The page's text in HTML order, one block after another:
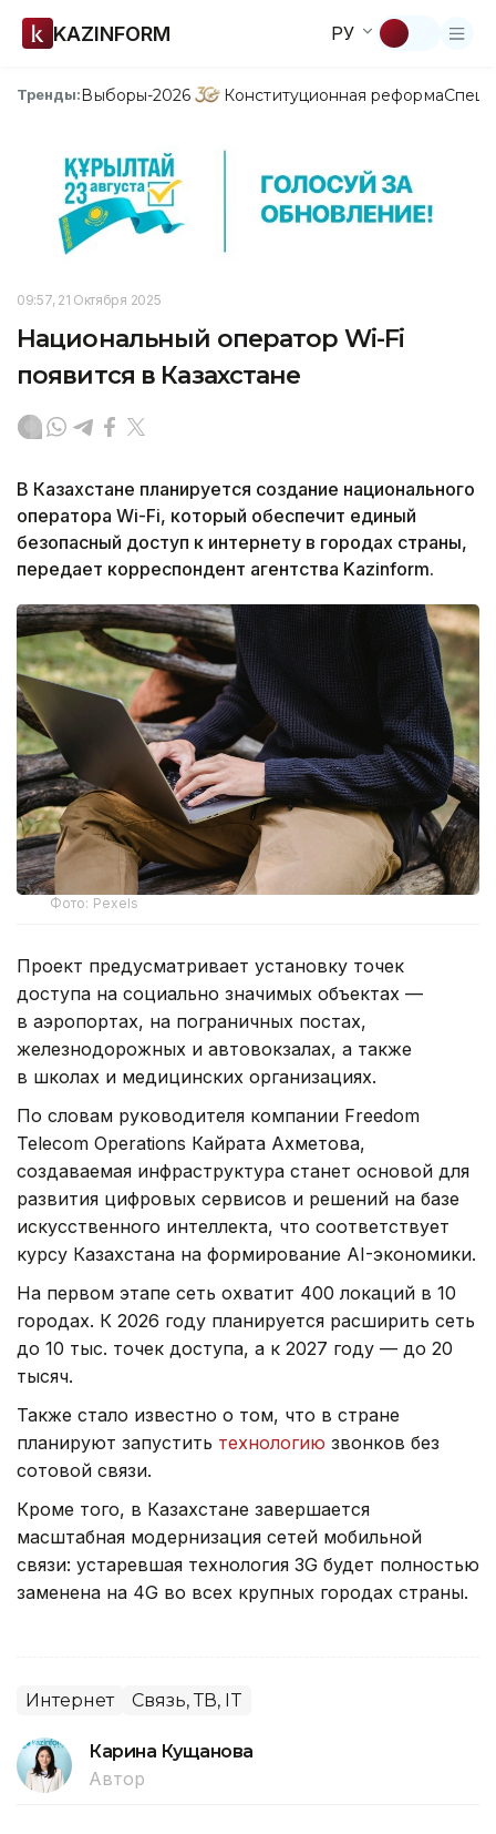
KAZINFORM РУ
Тренды:Выборы-2026 Конституционная реформа
09:57, 21 Октября 2025
Национальный оператор Wi-Fi
появится в Казахстане
В Казахстане планируется создание национального
оператора Wi-Fi, который обеспечит единый
безопасный доступ к интернету в городах страны,
передает корреспондент агентства Kazinform.
Фото: Pexels
Проект предусматривает установку точек
доступа на социально значимых объектах —
в аэропортах, на пограничных постах,
железнодорожных и автовокзалах, а также
в школах и медицинских организациях.
По словам руководителя компании Freedom
Telecom Operations Кайрата Ахметова,
создаваемая инфраструктура станет основой для
развития цифровых сервисов и решений на базе
искусственного интеллекта, что соответствует
курсу Казахстана на формирование AI-экономики.
На первом этапе сеть охватит 400 локаций в 10
городах. К 2026 году планируется расширить сеть
до 10 тыс. точек доступа, а к 2027 году — до 20
тысяч.
Также стало известно о том, что в стране
планируют запустить технологию звонков без
сотовой связи.
Кроме того, в Казахстане завершается
масштабная модернизация сетей мобильной
связи: устаревшая технология 3G будет полностью
заменена на 4G во всех крупных городах страны.
Интернет Связь, ТВ, IT
Карина Кущанова
Автор